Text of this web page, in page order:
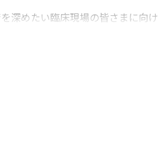
深めたい臨床現場の皆さまに向け
習会として、基礎から実践まで体
得